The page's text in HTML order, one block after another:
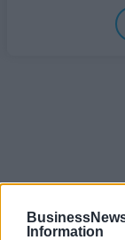
Information
ΔΗΜΟΦΙΛΗ